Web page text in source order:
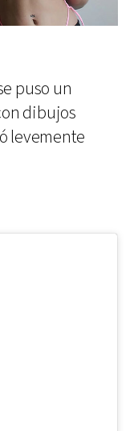
puso un
dibujos
levemente